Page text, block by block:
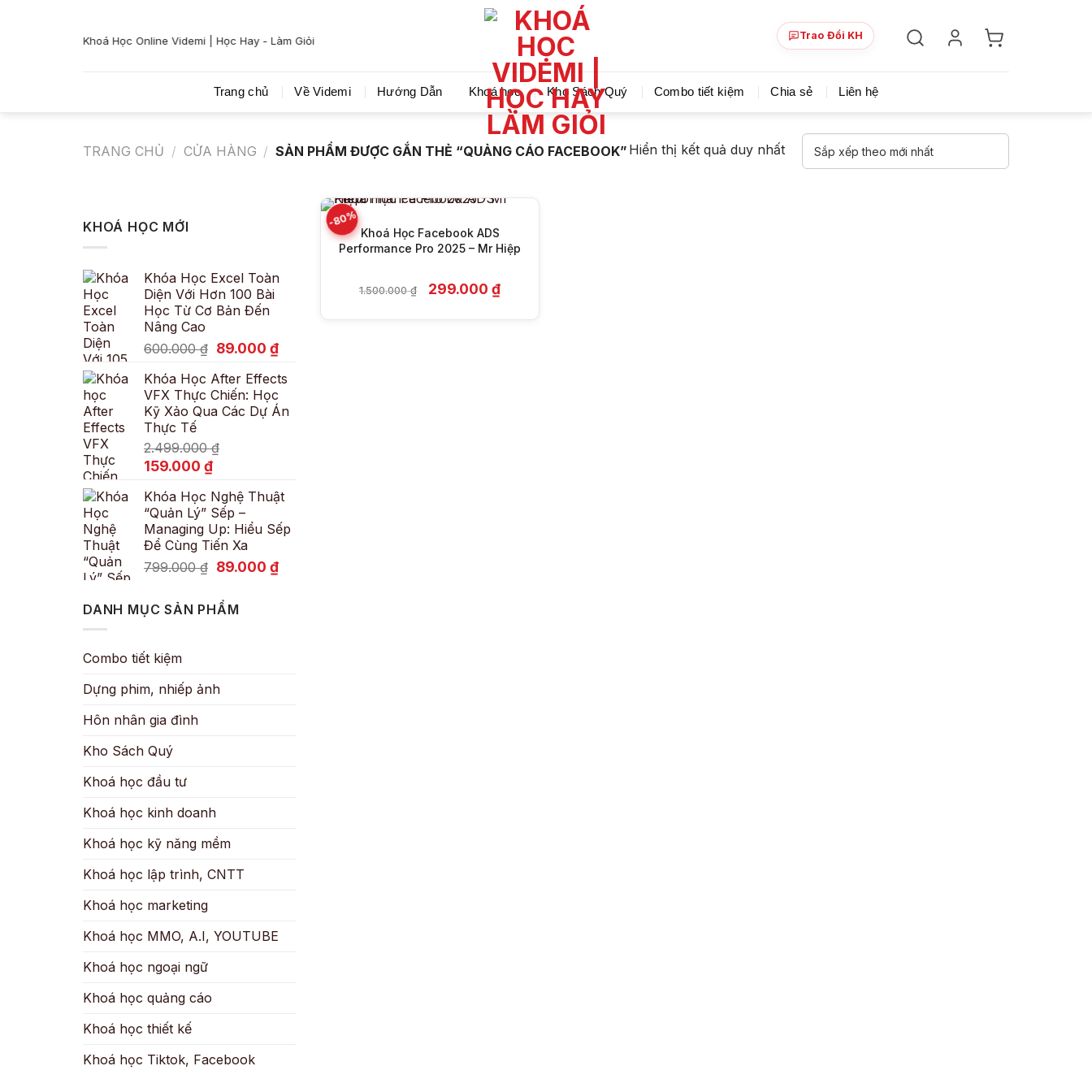
Khoá Học Online Videmi | Học Hay - Làm Giỏi Videmi giúp bạn học tiết kiệm và tiến bộ hơn mỗi ngày! Chia sẻ khoá học giá rẻ cho những ai hạn hẹp
Trao Đổi KH
Trang chủ Về Videmi Hướng Dẫn Khoá học Kho Sách Quý Combo tiết kiệm Chia sẻ Liên hệ
TRANG CHỦ / CỬA HÀNG / SẢN PHẨM ĐƯỢC GẮN THẺ “QUẢNG CÁO FACEBOOK” Hiển thị kết quả duy nhất
KHOÁ HỌC MỚI
Khóa Học Excel Toàn
Diện Với Hơn 100 Bài
Học Từ Cơ Bản Đến
Nâng Cao
600.000₫ Giá
là:
600.000 ₫.
89.000 ₫Giá
tại
là:
89.000 ₫.
Khóa Học After Effects
VFX Thực Chiến: Học
Kỹ Xảo Qua Các Dự Án
Thực Tế
2.499.000₫
Giá
là:
2.499.000 ₫.
159.000 ₫Giá
tại
là:
159.000 ₫.
Khóa Học Nghệ Thuật
“Quản Lý” Sếp –
Managing Up: Hiểu Sếp
Để Cùng Tiến Xa
799.000₫ Giá
là:
799.000 ₫.
89.000 ₫Giá
DANH MỤC SẢN PHẨM
Combo tiết kiệm
Dựng phim, nhiếp ảnh
Hôn nhân gia đình
Kho Sách Quý
Khoá học đầu tư
Khoá học kinh doanh
Khoá học kỹ năng mềm
Khoá học lập trình, CNTT
Khoá học marketing
Khoá học MMO, A.I, YOUTUBE
Khoá học ngoại ngữ
Khoá học quảng cáo
Khoá học thiết kế
Khoá học Tiktok, Facebook
-80%
Khoá Học Facebook ADS
Performance Pro 2025 – Mr Hiệp
1.500.000₫ Giá
299.000₫Giá